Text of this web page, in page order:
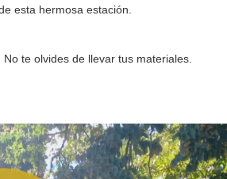
esta hermosa estación.
te olvides de llevar tus materiales.